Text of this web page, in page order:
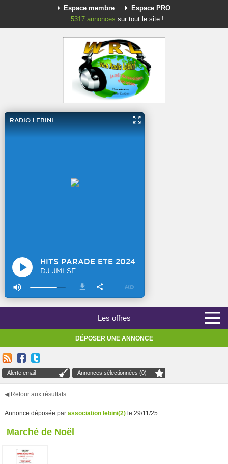
Espace membre
Espace PRO
5317 annonces sur tout le site !
Les offres
DÉPOSER UNE ANNONCE
Alerte email Annonces sélectionnées (0)
◀ Retour aux résultats
Annonce déposée par association lebini(2) le 29/11/25
Marché de Noël